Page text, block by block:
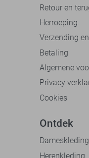
Retour en
Herroeping
Verzending
Betaling
Algemene
Privacy
Cookies
Ontdek
Dameskleding
Herenkleding